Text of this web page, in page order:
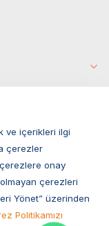
ve içerikleri ilgi
çerezler
onay
çerezleri
Yönet” üzerinden
Politikamızı